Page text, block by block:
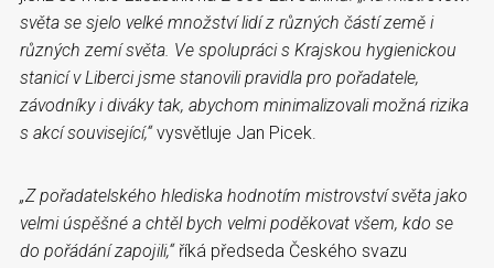
světa se sjelo velké množství lidí z různých částí země i
různých zemí světa. Ve spolupráci s Krajskou hygienickou
stanicí v Liberci jsme stanovili pravidla pro pořadatele,
závodníky i diváky tak, abychom minimalizovali možná rizika
s akcí související,“vysvětluje Jan Picek.
„Z pořadatelského hlediska hodnotím mistrovství světa jako
velmi úspěšné a chtěl bych velmi poděkovat všem, kdo se
do pořádání zapojili,“ říká předseda Českého svazu